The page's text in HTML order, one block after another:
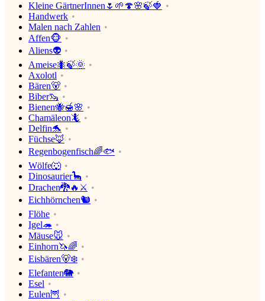
Kleine GärtnerInnen🌷🌱🍄🌸🍃🍓
Handwerk
Malen nach Zahlen
Affen🐵
Aliens👽
Ameise🐜🍃🌞
Axolotl
Bären🐻
Biber🦦
Bienen🐝🍯🌸
Chamäleon🦎
Delfin🐬
Füchse🦊
Regenbogenfisch🌈🐟
Wölfe🐺
Dinosaurier🦕
Drachen🐉🔥⚔
Eichhörnchen🐿
Flöhe
Igel🦔
Mäuse🐭
Einhorn🦄🌈
Eisbären🐻‍❄️
Elefanten🐘
Esel
Eulen🦉